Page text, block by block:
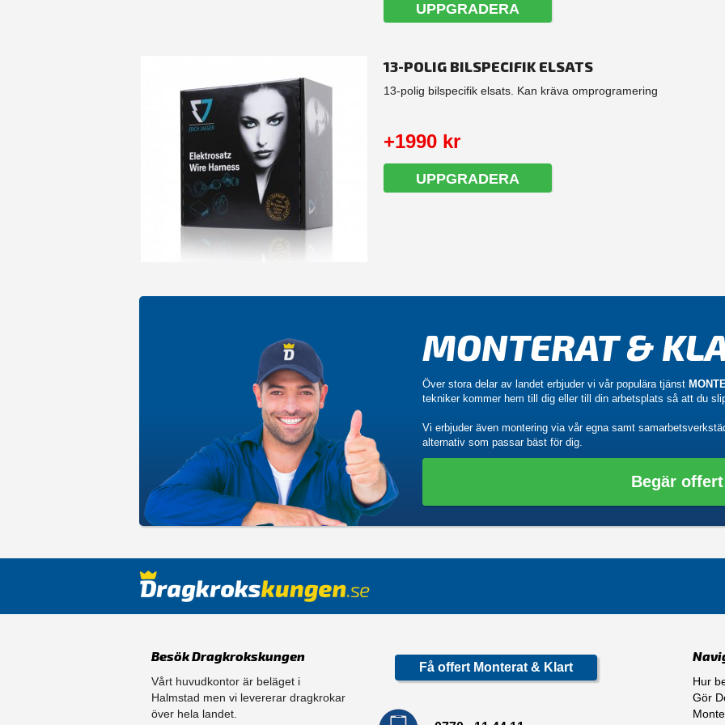
UPPGRADERA
13-POLIG BILSPECIFIK ELSATS
13-polig bilspecifik elsats. Kan kräva omprogramering
+1990 kr
UPPGRADERA
MONTERAT &
Över stora delar av landet erbjuder vi vår populära tjänst
tekniker kommer hem till dig eller till din arbetsplats så att du
Vi erbjuder även montering via vår egna samt
alternativ som passar bäst för dig.
Begär offert
Besök Dragkrokskungen
Vårt huvudkontor är beläget i
Halmstad men vi levererar dragkrokar
över hela landet.
Få offert Monterat & Klart
Hur
Gör